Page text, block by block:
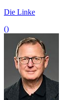
Die Linke
()